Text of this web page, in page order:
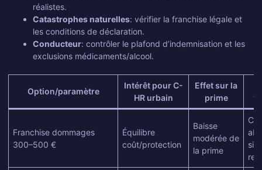
réalistes.
Catastrophes naturelles: vérifier la franchise légale et
les conditions de déclaration.
Conducteur: contrôler le plafond d’indemnisation et les
exclusions médicaments/alcool.
Option/paramètre
Intérêt pour C-
HR urbain
Effet sur la
prime
Franchise dommages
300–500 €
Équilibre
coût/protection
Baisse
modérée de
la prime